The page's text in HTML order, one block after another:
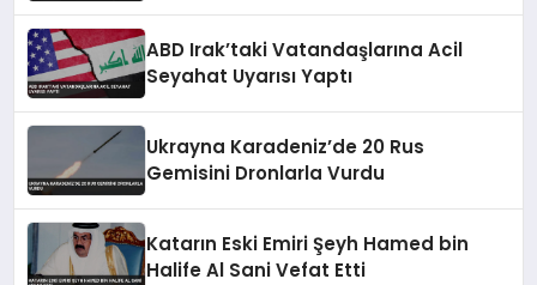
ABD Irak’taki Vatandaşlarına Acil
Seyahat Uyarısı Yaptı
Ukrayna Karadeniz’de 20 Rus
Gemisini Dronlarla Vurdu
Katarın Eski Emiri Şeyh Hamed bin
Halife Al Sani Vefat Etti